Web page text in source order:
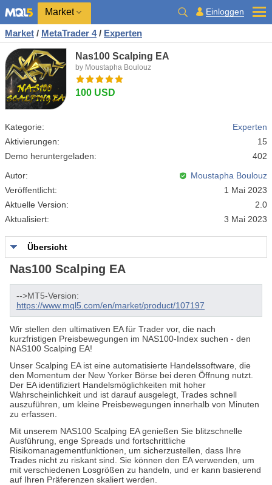
Market Einloggen
Market / MetaTrader 4 / Experten
Nas100 Scalping EA
by Moustapha Boulouz
100 USD
Kategorie:
Experten
Aktivierungen:
15
Demo heruntergeladen:
402
Autor:
Moustapha Boulouz
Veröffentlicht:
1 Mai 2023
Aktuelle Version:
2.0
Aktualisiert:
3 Mai 2023
Übersicht
Nas100 Scalping EA
-->MT5-Version:
https://www.mql5.com/en/market/product/107197
Wir stellen den ultimativen EA für Trader vor, die nach
kurzfristigen Preisbewegungen im NAS100-Index suchen - den
NAS100 Scalping EA!
Unser Scalping EA ist eine automatisierte Handelssoftware, die
den Momentum der New Yorker Börse bei deren Öffnung nutzt.
Der EA identifiziert Handelsmöglichkeiten mit hoher
Wahrscheinlichkeit und ist darauf ausgelegt, Trades schnell
auszuführen, um kleine Preisbewegungen innerhalb von Minuten
zu erfassen.
Mit unserem NAS100 Scalping EA genießen Sie blitzschnelle
Ausführung, enge Spreads und fortschrittliche
Risikomanagementfunktionen, um sicherzustellen, dass Ihre
Trades nicht zu riskant sind. Sie können den EA verwenden, um
mit verschiedenen Losgrößen zu handeln, und er kann basierend
auf Ihren Präferenzen skaliert werden.